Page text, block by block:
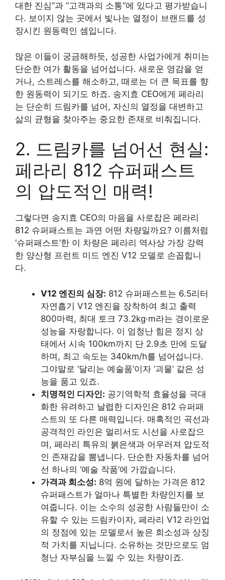
대한 진심”과 “고객과의 소통”에 있다고 평가받습니
다. 보이지 않는 곳에서 빛나는 열정이 브랜드를 성
장시킨 원동력인 셈입니다.
많은 이들이 궁금해하듯, 성공한 사업가에게 취미는
단순한 여가 활동을 넘어섭니다. 새로운 영감을 얻
거나, 스트레스를 해소하고, 때로는 더 큰 목표를 향
한 원동력이 되기도 하죠. 송지효 CEO에게 페라리
는 단순히 드림카를 넘어, 자신의 열정을 대변하고
삶의 균형을 찾아주는 중요한 존재로 비춰집니다.
2. 드림카를 넘어선 현실:
페라리 812 슈퍼패스트
의 압도적인 매력!
그렇다면 송지효 CEO의 마음을 사로잡은 페라리
812 슈퍼패스트는 과연 어떤 차량일까요? 이름처럼
‘슈퍼패스트’한 이 차량은 페라리 역사상 가장 강력
한 양산형 프런트 미드 엔진 V12 모델로 손꼽힙니
다.
V12 엔진의 심장: 812 슈퍼패스트는 6.5리터
자연흡기 V12 엔진을 장착하여 최고 출력
800마력, 최대 토크 73.2kg·m라는 경이로운
성능을 자랑합니다. 이 엄청난 힘은 정지 상
태에서 시속 100km까지 단 2.9초 만에 도달
하며, 최고 속도는 340km/h를 넘어섭니다.
그야말로 ‘달리는 예술품’이자 ‘괴물’ 같은 성
능을 품고 있죠.
치명적인 디자인: 공기역학적 효율성을 극대
화한 유려하고 날렵한 디자인은 812 슈퍼패
스트의 또 다른 매력입니다. 매혹적인 곡선과
공격적인 라인은 멀리서도 시선을 사로잡으
며, 페라리 특유의 붉은색과 어우러져 압도적
인 존재감을 뽐냅니다. 단순한 자동차를 넘어
선 하나의 ‘예술 작품’에 가깝습니다.
가격과 희소성: 8억 원에 달하는 가격은 812
슈퍼패스트가 얼마나 특별한 차량인지를 보
여줍니다. 이는 소수의 성공한 사람들만이 소
유할 수 있는 드림카이자, 페라리 V12 라인업
의 정점에 있는 모델로서 높은 희소성과 상징
적 가치를 지닙니다. 소유하는 것만으로도 엄
청난 자부심을 느낄 수 있는 차량이죠.